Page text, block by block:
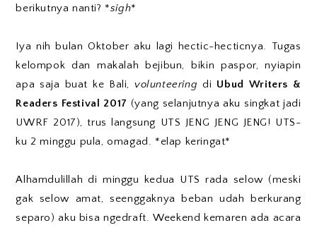
berikutnya nanti? *sigh*
Iya nih bulan Oktober aku lagi hectic-hecticnya. Tugas
kelompok dan makalah bejibun, bikin paspor, nyiapin
apa saja buat ke Bali,volunteering di Ubud Writers &
Readers Festival 2017 (yang selanjutnya aku singkat jadi
UWRF 2017), trus langsung UTS JENG JENG JENG! UTS-
ku 2 minggu pula, omagad. *elap keringat*
Alhamdulillah di minggu kedua UTS rada selow (meski
gak selow amat, seenggaknya beban udah berkurang
separo) aku bisa ngedraft. Weekend kemaren ada acara